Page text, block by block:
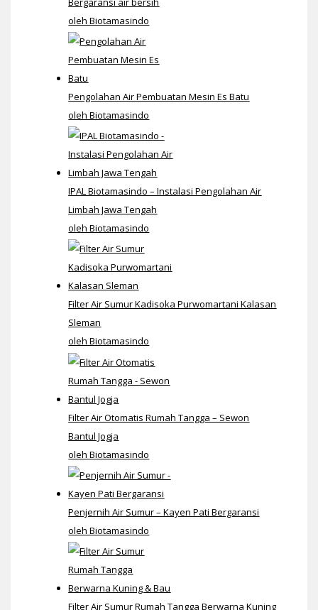
oleh Biotamasindo
Pengolahan Air Pembuatan Mesin Es Batu
oleh Biotamasindo
IPAL Biotamasindo – Instalasi Pengolahan Air
Limbah Jawa Tengah
oleh Biotamasindo
Filter Air Sumur Kadisoka Purwomartani Kalasan
Sleman
oleh Biotamasindo
Filter Air Otomatis Rumah Tangga – Sewon
Bantul Jogja
oleh Biotamasindo
Penjernih Air Sumur – Kayen Pati Bergaransi
oleh Biotamasindo
Filter Air Sumur Rumah Tangga Berwarna Kuning